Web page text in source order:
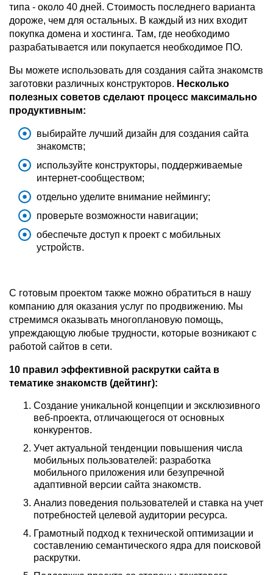
типа - около 40 дней. Стоимость последнего варианта
дороже, чем для остальных. В каждый из них входит
покупка домена и хостинга. Там, где необходимо
разрабатывается или покупается необходимое ПО.
Вы можете использовать для создания сайта знакомств
заготовки различных конструкторов. Несколько
полезных советов сделают процесс максимально
продуктивным:
выбирайте лучший дизайн для создания сайта
знакомств;
используйте конструкторы, поддерживаемые
интернет-сообществом;
отдельно уделите внимание неймингу;
проверьте возможности навигации;
обеспечьте доступ к проект с мобильных
устройств.
С готовым проектом также можно обратиться в нашу
компанию для оказания услуг по продвижению. Мы
стремимся оказывать многоплановую помощь,
упреждающую любые трудности, которые возникают с
работой сайтов в сети.
10 правил эффективной раскрутки сайта в
тематике знакомств (дейтинг):
Создание уникальной концепции и эксклюзивного
веб-проекта, отличающегося от основных
конкурентов.
Учет актуальной тенденции повышения числа
мобильных пользователей: разработка
мобильного приложения или безупречной
адаптивной версии сайта знакомств.
Анализ поведения пользователей и ставка на учет
потребностей целевой аудитории ресурса.
Грамотный подход к технической оптимизации и
составлению семантического ядра для поисковой
раскрутки.